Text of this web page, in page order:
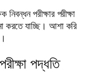
পরীক্ষার পরীক্ষা
করতে যাচ্ছি। আশা করি
পদ্ধতি